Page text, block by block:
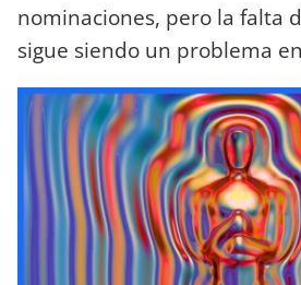
nominaciones, pero la falta
sigue siendo un problema